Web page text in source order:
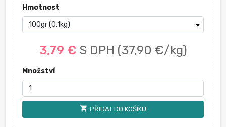
Hmotnost
3,79 € S DPH (37,90 €/kg)
Množství
shopping_cart PŘIDAT DO KOŠÍKU